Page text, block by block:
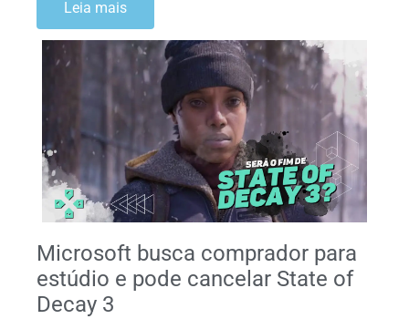
Leia mais
Microsoft busca comprador para
estúdio e pode cancelar State of
Decay 3